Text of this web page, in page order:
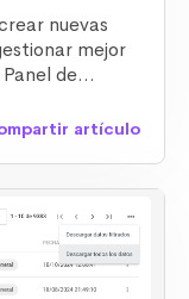
nuevas
mejor
Panel de
artículo